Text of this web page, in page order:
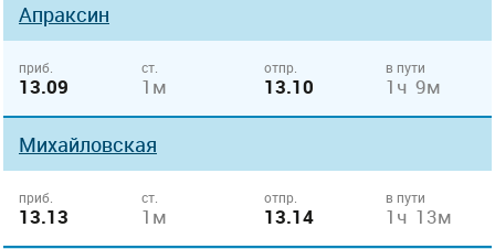
Апраксин
приб.
13.09
ст.
1м
отпр.
13.10
в пути
1ч 9м
Михайловская
приб.
13.13
ст.
1м
отпр.
13.14
в пути
1ч 13м